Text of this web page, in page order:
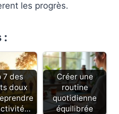
les progrès.
:
7 des
doux
Créer une
routine
quotidienne
équilibrée